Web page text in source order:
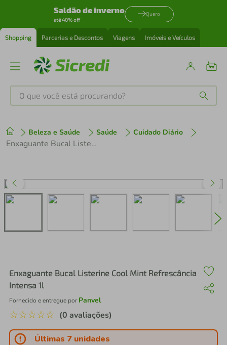
Saldão de inverno
até 40% off
Quero
Shopping Parcerias e Descontos Viagens Imóveis e Veículos
O que você está procurando?
Beleza e Saúde Saúde Cuidado Diário
Enxaguante Bucal Listerine Cool Mint Refrescância Intensa 1l
Enxaguante Bucal Listerine Cool Mint Refrescância
Intensa 1l
Fornecido e entregue por Panvel
☆☆☆☆☆ (0 avaliações)
Últimas 7 unidades
1º tenis
perfume